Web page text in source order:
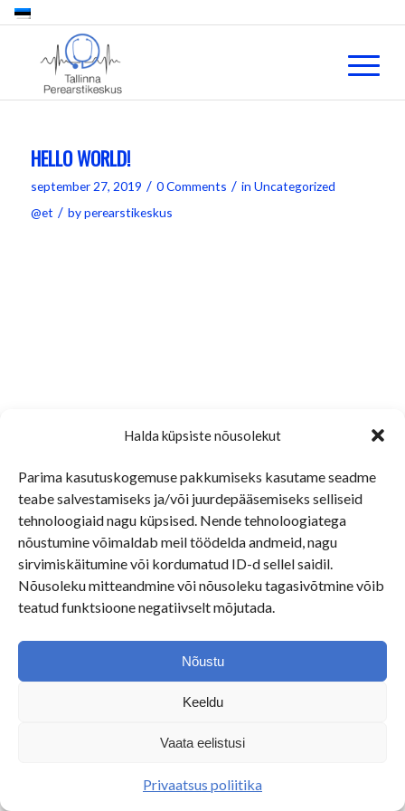
Halda küpsiste nõusolekut
Parima kasutuskogemuse pakkumiseks kasutame seadme
teabe salvestamiseks ja/või juurdepääsemiseks selliseid
tehnoloogiaid nagu küpsised. Nende tehnoloogiatega
nõustumine võimaldab meil töödelda andmeid, nagu
sirvimiskäitumine või kordumatud ID-d sellel saidil.
Nõusoleku mitteandmine või nõusoleku tagasivõtmine võib
teatud funktsioone negatiivselt mõjutada.
Nõustu
Keeldu
Vaata eelistusi
Privaatsus poliitika
HELLO WORLD!
september 27, 2019 / 0 Comments / in Uncategorized
@et / byperearstikeskus
info@perearstikeskus.eu